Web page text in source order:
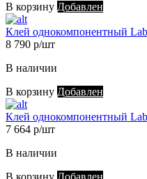
В корзину Добавлен
Клей однокомпонентный
8 790 р/шт
В наличии
В корзину Добавлен
Клей однокомпонентный
7 664 р/шт
В наличии
В корзину Добавлен